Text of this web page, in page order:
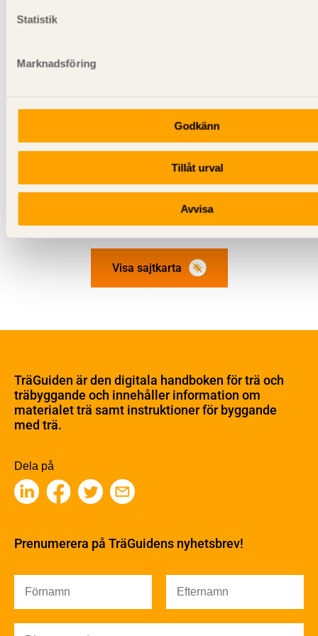
Statistik
Marknadsföring
Godkänn
Tillåt urval
Avvisa
träkonstruktioner Del 1: Avsnitt 4.9.3
Se även
Dimensionering av träkonstruktioner
Visa sajtkarta
Skogsbruk
Barrträdets uppbyggnad
Träets egenskaper och kvalitet
Träbaserade produkter
Kemisk behandling
Fakta om Limträ
Värmeisolering och lufttäthet
Ljud
Brandsäkerhet
Brandsäkerhet
TräGuiden är den digitala handboken för trä och
träbyggande och innehåller information om
materialet trä samt instruktioner för byggande
med trä.
Dela på
Prenumerera på TräGuidens nyhetsbrev!